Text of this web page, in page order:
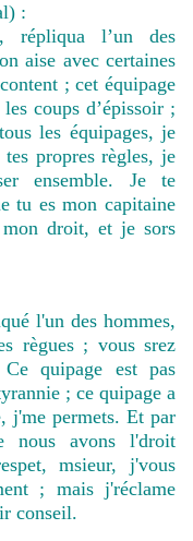
:
répliqua l’un des
aise avec certaines
; cet équipage
coups d’épissoir ;
les équipages, je
propres règles, je
ensemble. Je te
tu es mon capitaine
droit, et je sors
l'un des hommes,
règues ; vous srez
quipage est pas
; ce quipage a
j'me permets. Et par
nous avons l'droit
msieur, j'vous
; mais j'réclame
conseil.